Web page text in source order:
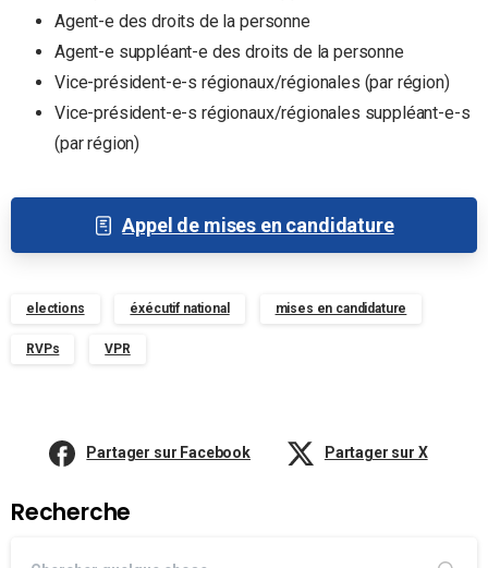
Agent-e des droits de la personne
Agent-e suppléant-e des droits de la personne
Vice-président-e-s régionaux/régionales (par région)
Vice-président-e-s régionaux/régionales suppléant-e-s
(par région)
Appel de mises en candidature
elections éxécutif national mises en candidature
RVPs VPR
Partager sur Facebook Partager sur X
Recherche